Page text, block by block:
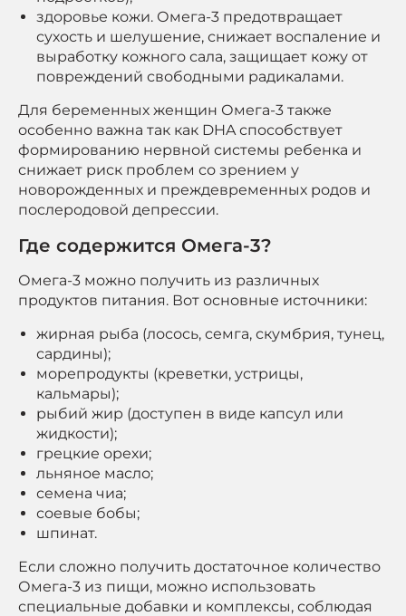
здоровье кожи. Омега-3 предотвращает
сухость и шелушение, снижает воспаление и
выработку кожного сала, защищает кожу от
повреждений свободными радикалами.
Для беременных женщин Омега-3 также
особенно важна так как DHA способствует
формированию нервной системы ребенка и
снижает риск проблем со зрением у
новорожденных и преждевременных родов и
послеродовой депрессии.
Где содержится Омега-3?
Омега-3 можно получить из различных
продуктов питания. Вот основные источники:
жирная рыба (лосось, семга, скумбрия, тунец,
сардины);
морепродукты (креветки, устрицы,
кальмары);
рыбий жир (доступен в виде капсул или
жидкости);
грецкие орехи;
льняное масло;
семена чиа;
соевые бобы;
шпинат.
Если сложно получить достаточное количество
Омега-3 из пищи, можно использовать
специальные добавки и комплексы, соблюдая